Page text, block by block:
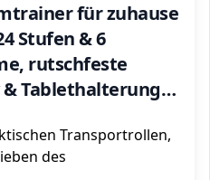
für zuhause
Stufen & 6
rutschfeste
Tablethalterung,
Transportrollen,
des